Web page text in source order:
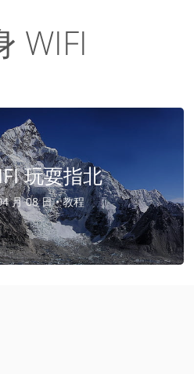
WIFI
玩耍指北
月 08 日 •教程